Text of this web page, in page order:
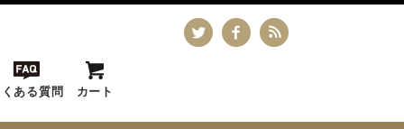
ある質問 カート